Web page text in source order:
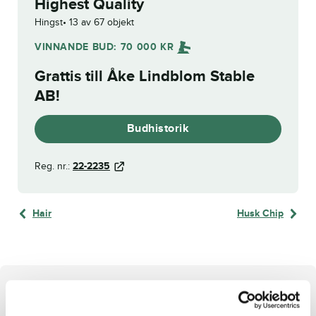
Highest Quality
Hingst 13 av 67 objekt
VINNANDE BUD: 70 000 KR
Grattis till Åke Lindblom Stable
AB!
Budhistorik
Reg. nr.: 22-2235
Hair Husk Chip